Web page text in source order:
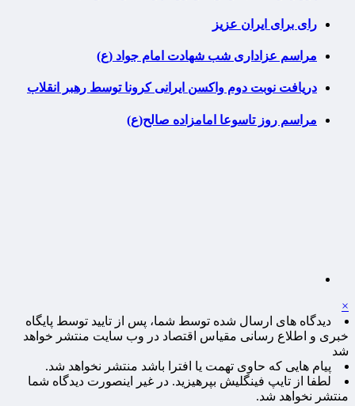
رای برای ایران عزیز
مراسم عزاداری شب شهادت امام جواد (ع)
دریافت نوبت دوم واکسن ایرانی کرونا توسط رهبر انقلاب
مراسم روز تاسوعا امامزاده صالح(ع)
×
دیدگاه های ارسال شده توسط شما، پس از تایید توسط پایگاه
خبری و اطلاع رسانی مقیاس اقتصاد در وب سایت منتشر خواهد
شد
پیام هایی که حاوی تهمت یا افترا باشد منتشر نخواهد شد.
لطفا از تایپ فینگلیش بپرهیزید. در غیر اینصورت دیدگاه شما
منتشر نخواهد شد.